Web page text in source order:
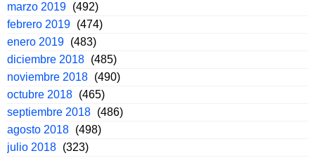
marzo 2019 (492)
febrero 2019 (474)
enero 2019 (483)
diciembre 2018 (485)
noviembre 2018 (490)
octubre 2018 (465)
septiembre 2018 (486)
agosto 2018 (498)
julio 2018 (323)